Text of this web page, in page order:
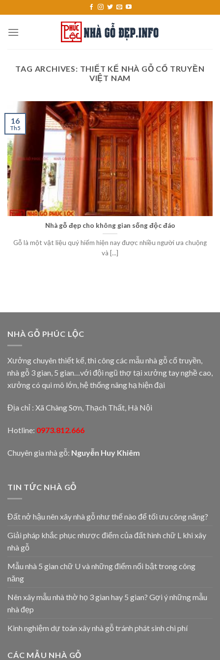
content
TAG ARCHIVES: THIẾT KẾ NHÀ GỖ CỔ TRUYỀN
VIỆT NAM
Nhà gỗ đẹp cho không gian sống độc đáo
Gỗ là một vật liệu quý hiếm hiện nay được nhiều người ưa chuộng
và [...]
16
Th5
NHÀ GỖ PHÚC LỘC
Xưởng chuyên thiết kế, thi công các mẫu nhà gỗ cổ truyền,
nhà gỗ 3 gian, 5 gian…với đội ngũ thợ tại xưởng tay nghề cao,
xưởng có qui mô lớn, hệ thống nâng hạ hiện đại
Địa chỉ : Xã Chàng Sơn, Thạch Thất, Hà Nội
Hotline: 0973.812.666
Chuyên gia nhà gỗ: Nguyễn Huy Khiêm
TIN TỨC NHÀ GỖ
Đất nở hậu nên xây nhà gỗ như thế nào để tối ưu công năng?
Giải pháp khắc phục nhược điểm của đất hình chữ L khi xây
nhà gỗ
Mẫu nhà 5 gian chữ U và những điểm nổi bật trong công
năng
Nên xây mẫu nhà thờ họ 3 gian hay 5 gian? Gợi ý những mẫu
nhà đẹp
Kinh nghiệm dự toán xây nhà gỗ tránh phát sinh chi phí
CÁC MẪU NHÀ GỖ